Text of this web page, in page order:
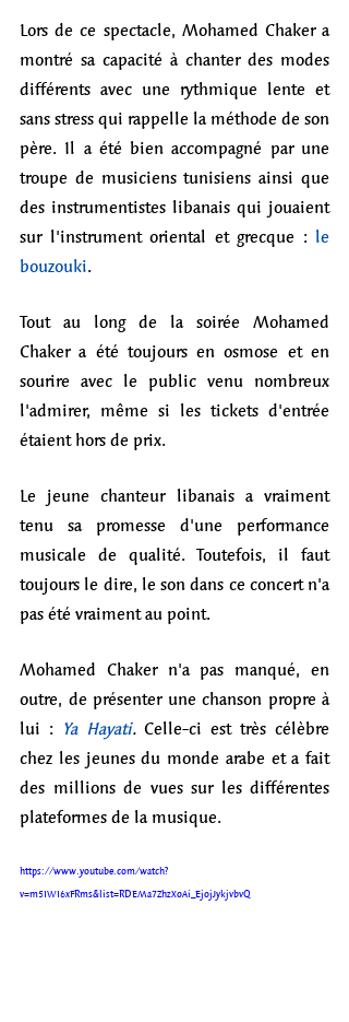
Lors de ce spectacle, Mohamed Chaker a
montré sa capacité à chanter des modes
différents avec une rythmique lente et
sans stress qui rappelle la méthode de son
père. Il a été bien accompagné par une
troupe de musiciens tunisiens ainsi que
des instrumentistes libanais qui jouaient
sur l'instrument oriental et grecque :
bouzouki.
Tout au long de la soirée Mohamed
Chaker a été toujours en osmose et en
sourire avec le public venu nombreux
l'admirer, même si les tickets d'entrée
étaient hors de prix.
Le jeune chanteur libanais a vraiment
tenu sa promesse d'une performance
musicale de qualité. Toutefois, il faut
toujours le dire, le son dans ce concert n'a
pas été vraiment au point.
Mohamed Chaker n'a pas manqué, en
outre, de présenter une chanson propre à
lui : Ya Hayati. Celle-ci est très célèbre
chez les jeunes du monde arabe et a fait
des millions de vues sur les différentes
plateformes de la musique.
https://www.youtube.com/watch?
v=m5IWI6xFRms&list=RDEMa7ZhzXoAi_EjojJykjvbvQ